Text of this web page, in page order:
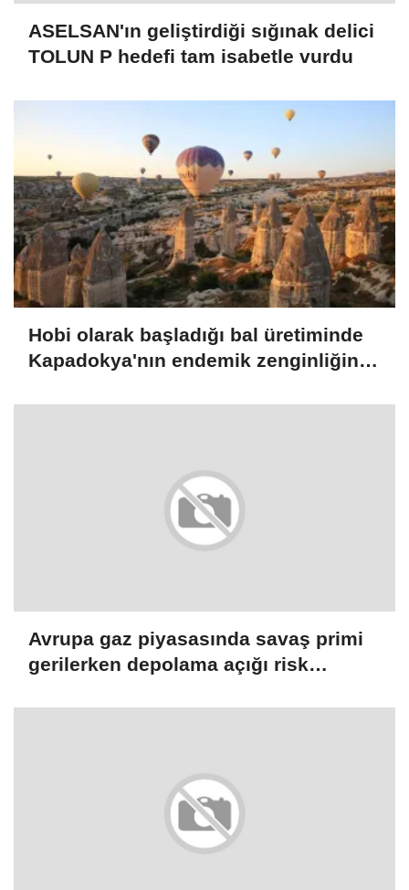
ASELSAN'ın geliştirdiği sığınak delici
TOLUN P hedefi tam isabetle vurdu
Hobi olarak başladığı bal üretiminde
Kapadokya'nın endemik zenginliğini
Avrupa gaz piyasasında savaş primi
gerilerken depolama açığı risk